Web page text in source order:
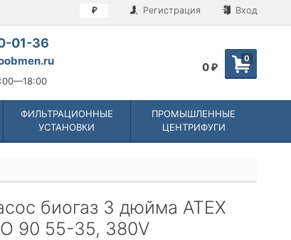
₽ Регистрация Вход
01-36
0
0 ₽
ФИЛЬТРАЦИОННЫЕ
УСТАНОВКИ
ПРОМЫШЛЕННЫЕ
ЦЕНТРИФУГИ
биогаз 3 дюйма ATEX
90 55-35, 380V